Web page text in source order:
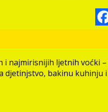
i najmirisnijih ljetnih voćki
djetinjstvo, bakinu kuhinju